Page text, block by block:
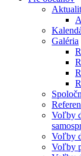
Galéria
Voľby
Voľby
Voľby